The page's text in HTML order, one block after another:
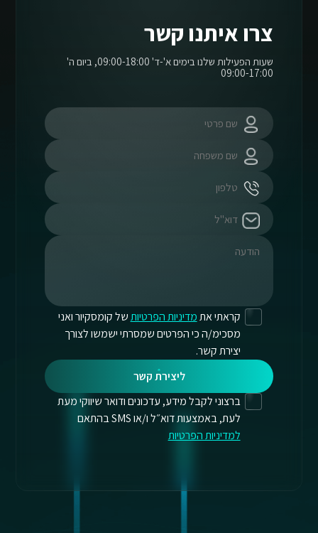
צרו איתנו קשר
שעות הפעילות שלנו בימים א'-ד' 09:00-18:00, ביום ה'
09:00-17:00
קראתי אתמדיניות הפרטיותשל קומסקיור ואני
מסכימ/ה כי הפרטים שמסרתי ישמשו לצורך
יצירת קשר.
ליצירת קשר
ברצוני לקבל מידע, עדכונים ודואר שיווקי מעת
לעת, באמצעות דוא״ל ו/או SMS בהתאם
למדיניות הפרטיות